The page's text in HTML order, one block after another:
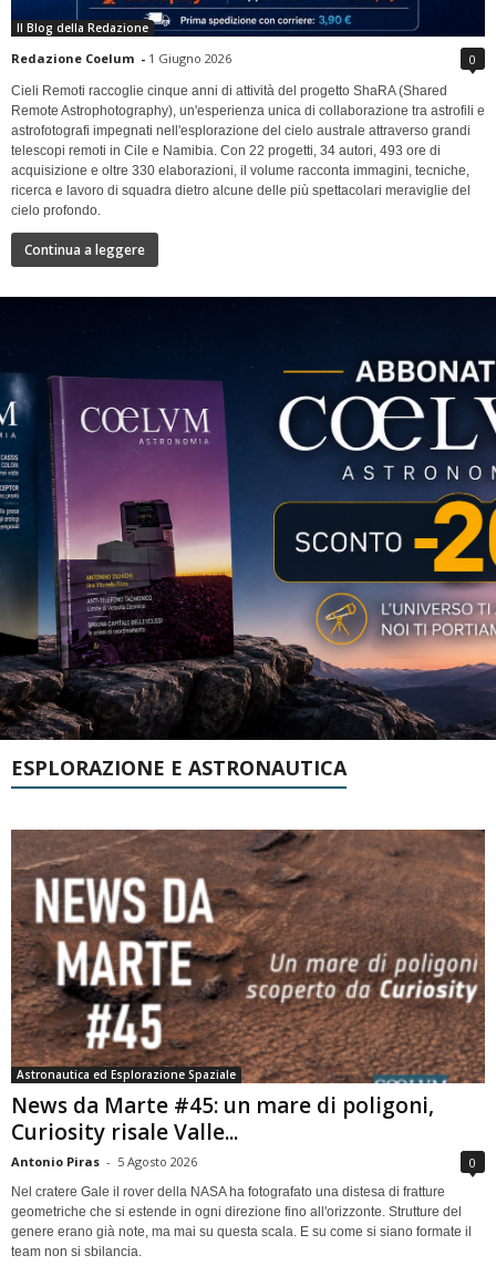
Il Blog della Redazione
Redazione Coelum - 1 Giugno 2026 0
Cieli Remoti raccoglie cinque anni di attività del progetto ShaRA (Shared
Remote Astrophotography), un'esperienza unica di collaborazione tra astrofili e
astrofotografi impegnati nell'esplorazione del cielo australe attraverso grandi
telescopi remoti in Cile e Namibia. Con 22 progetti, 34 autori, 493 ore di
acquisizione e oltre 330 elaborazioni, il volume racconta immagini, tecniche,
ricerca e lavoro di squadra dietro alcune delle più spettacolari meraviglie del
cielo profondo.
Continua a leggere
ESPLORAZIONE E ASTRONAUTICA
Astronautica ed Esplorazione Spaziale
News da Marte #45: un mare di poligoni,
Curiosity risale Valle...
Antonio Piras - 5 Agosto 2026 0
Nel cratere Gale il rover della NASA ha fotografato una distesa di fratture
geometriche che si estende in ogni direzione fino all'orizzonte. Strutture del
genere erano già note, ma mai su questa scala. E su come si siano formate il
team non si sbilancia.